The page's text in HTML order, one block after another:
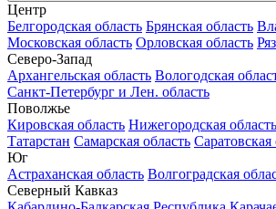
Центр
Белгородская область Брянская область
Московская область Орловская область
Северо-Запад
Архангельская область Вологодская
Санкт-Петербург и Лен. область
Поволжье
Кировская область Нижегородская область
Татарстан Самарская область Саратовская
Юг
Астраханская область Волгоградская
Северный Кавказ